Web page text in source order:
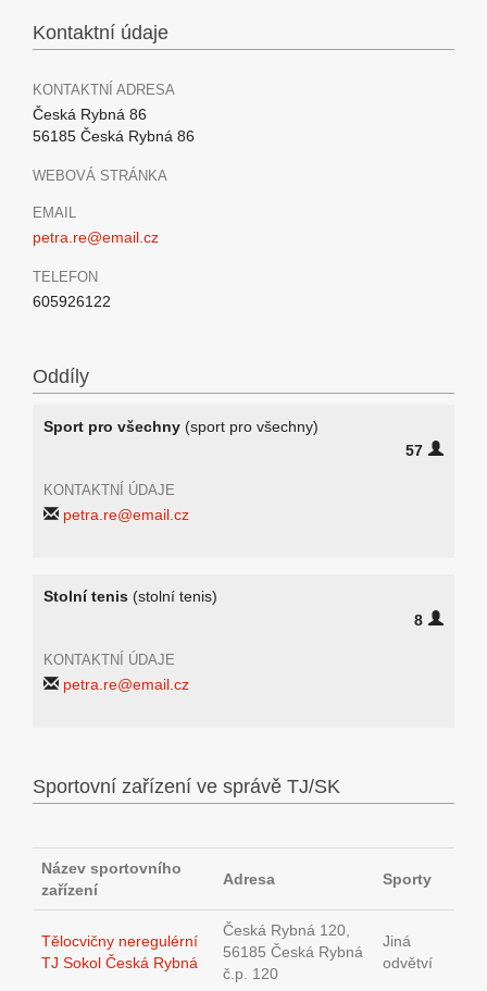
Kontaktní údaje
KONTAKTNÍ ADRESA
Česká Rybná 86
56185 Česká Rybná 86
WEBOVÁ STRÁNKA
EMAIL
petra.re@email.cz
TELEFON
605926122
Oddíly
Sport pro všechny (sport pro všechny)
57
KONTAKTNÍ ÚDAJE
petra.re@email.cz
Stolní tenis (stolní tenis)
8
KONTAKTNÍ ÚDAJE
petra.re@email.cz
Sportovní zařízení ve správě TJ/SK
Název sportovního
zařízení
Adresa Sporty
Tělocvičny neregulérní
TJ Sokol Česká Rybná
Česká Rybná 120,
56185 Česká Rybná
č.p. 120
Jiná
odvětví